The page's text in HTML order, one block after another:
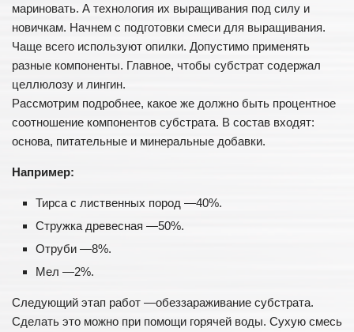
мариновать. А технология их выращивания под силу и
новичкам. Начнем с подготовки смеси для выращивания.
Чаще всего используют опилки. Допустимо применять
разные компоненты. Главное, чтобы субстрат содержал
целлюлозу и лингин.
Рассмотрим подробнее, какое же должно быть процентное
соотношение компонентов субстрата. В состав входят:
основа, питательные и минеральные добавки.
Например:
Тирса с лиственных пород —40%.
Стружка древесная —50%.
Отруби —8%.
Мел —2%.
Следующий этап работ —обеззараживание субстрата.
Сделать это можно при помощи горячей воды. Сухую смесь